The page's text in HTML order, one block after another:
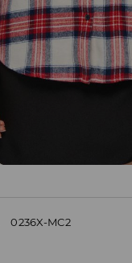
0236X-MC2